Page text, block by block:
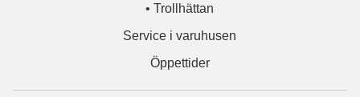
• Trollhättan
Service i varuhusen
Öppettider